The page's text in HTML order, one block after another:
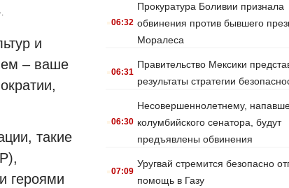
и
– ваше
такие
героями
.06:32
Прокуратура Боливии признала
обвинения против бывшего
Моралеса
.06:31
Правительство Мексики
результаты стратегии
.06:30
Несовершеннолетнему,
колумбийского сенатора, будут
предъявлены обвинения
.07:09
Уругвай стремится безопасно
помощь в Газу